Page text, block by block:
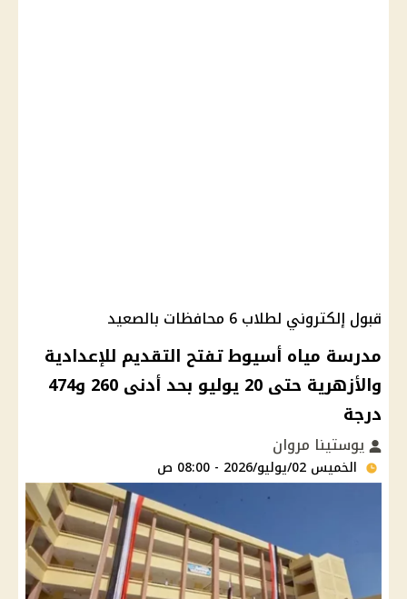
قبول إلكتروني لطلاب 6 محافظات بالصعيد
مدرسة مياه أسيوط تفتح التقديم للإعدادية
والأزهرية حتى 20 يوليو بحد أدنى 260 و474
درجة
يوستينا مروان
الخميس 02/يوليو/2026 - 08:00 ص